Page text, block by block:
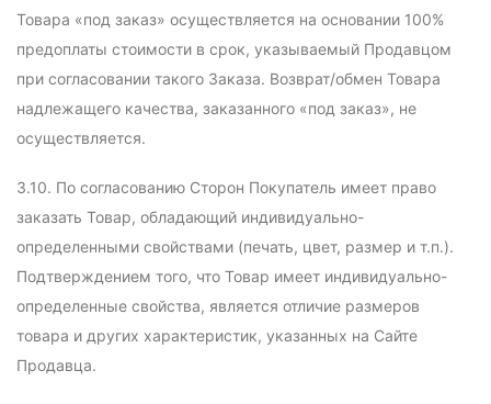
Товара «под заказ» осуществляется на основании 100%
предоплаты стоимости в срок, указываемый Продавцом
при согласовании такого Заказа. Возврат/обмен Товара
надлежащего качества, заказанного «под заказ», не
осуществляется.
3.10. По согласованию Сторон Покупатель имеет право
заказать Товар, обладающий индивидуально-
определенными свойствами (печать, цвет, размер и т.п.).
Подтверждением того, что Товар имеет индивидуально-
определенные свойства, является отличие размеров
товара и других характеристик, указанных на Сайте
Продавца.